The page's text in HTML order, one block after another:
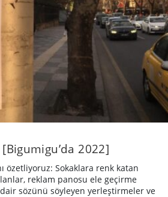
2022]
özetliyoruz: Sokaklara renk katan
reklam panosu ele geçirme
sözünü söyleyen yerleştirmeler ve